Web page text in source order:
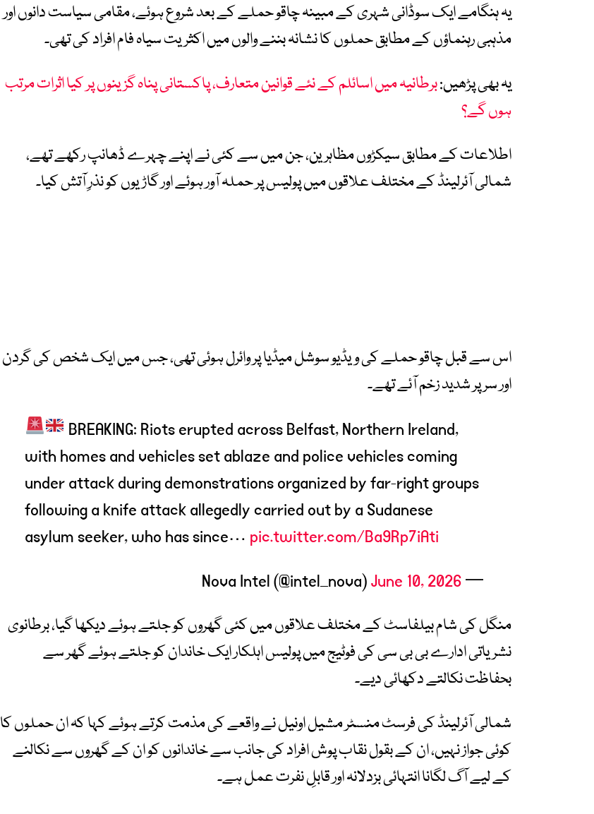
یہ ہنگامے ایک سوڈانی شہری کے مبینہ چاقو حملے کے بعد شروع ہوئے، مقامی سیاست دانوں اور
مذہبی رہنماؤں کے مطابق حملوں کا نشانہ بننے والوں میں اکثریت سیاہ فام افراد کی تھی۔
یہ بھی پڑھیں:برطانیہ میں اسائلم کے نئے قوانین متعارف، پاکستانی پناہ گزینوں پر کیا اثرات مرتب
ہوں گے؟
اطلاعات کے مطابق سیکڑوں مظاہرین، جن میں سے کئی نے اپنے چہرے ڈھانپ رکھے تھے،
شمالی آئرلینڈ کے مختلف علاقوں میں پولیس پر حملہ آور ہوئے اور گاڑیوں کو نذرِ آتش کیا۔
اس سے قبل چاقو حملے کی ویڈیو سوشل میڈیا پر وائرل ہوئی تھی، جس میں ایک شخص کی گردن
اور سر پر شدید زخم آئے تھے۔
BREAKING: Riots erupted across Belfast, Northern Ireland,
with homes and vehicles set ablaze and police vehicles coming
under attack during demonstrations organized by far-right groups
following a knife attack allegedly carried out by a Sudanese
asylum seeker, who has since… pic.twitter.com/Ba9Rp7iAti
— Nova Intel (@intel_nova)
June 10, 2026
منگل کی شام بیلفاسٹ کے مختلف علاقوں میں کئی گھروں کو جلتے ہوئے دیکھا گیا، برطانوی
نشریاتی ادارے بی بی سی کی فوٹیج میں پولیس اہلکار ایک خاندان کو جلتے ہوئے گھر سے
بحفاظت نکالتے دکھائی دیے۔
شمالی آئرلینڈ کی فرسٹ منسٹر مشیل اونیل نے واقعے کی مذمت کرتے ہوئے کہا کہ ان حملوں کا
کوئی جواز نہیں، ان کے بقول نقاب پوش افراد کی جانب سے خاندانوں کو ان کے گھروں سے نکالنے
کے لیے آگ لگانا انتہائی بزدلانہ اور قابلِ نفرت عمل ہے۔